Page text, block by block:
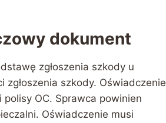
dokument
zgłoszenia szkody u
szkody. Oświadczenie
OC. Sprawca powinien
Oświadczenie musi